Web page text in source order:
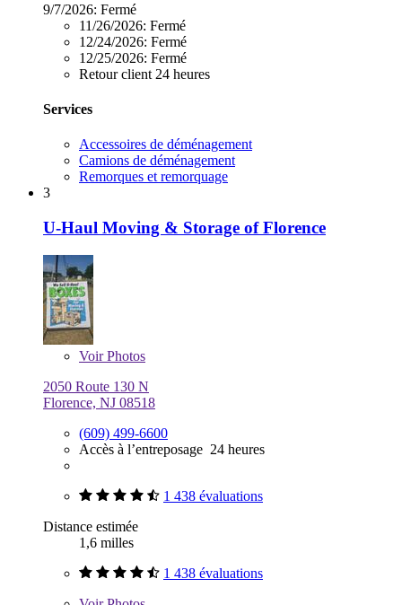
9/7/2026: Fermé
11/26/2026: Fermé
12/24/2026: Fermé
12/25/2026: Fermé
Retour client 24 heures
Services
Accessoires de déménagement
Camions de déménagement
Remorques et remorquage
3
U-Haul Moving & Storage of Florence
VoirPhotos
2050 Route 130 N
Florence, NJ 08518
(609) 499-6600
Accès à l’entreposage 24 heures
1 438 évaluations
Distance estimée
1,6 milles
1 438 évaluations